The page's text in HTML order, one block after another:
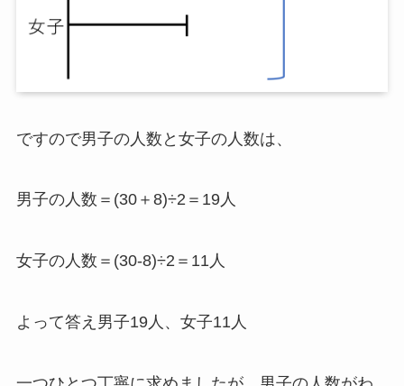
ですので男子の人数と女子の人数は、
男子の人数＝(30＋8)÷2＝19人
女子の人数＝(30-8)÷2＝11人
よって答え男子19人、女子11人